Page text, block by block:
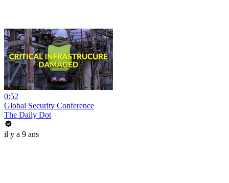
0:52
Global Security Conference
The Daily Dot
il y a 9 ans